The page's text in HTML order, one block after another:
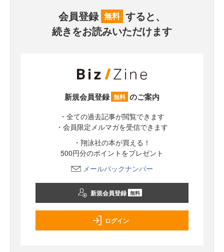
会員登録 無料 すると、
続きをお読みいただけます
新規会員登録 無料 のご案内
・全ての過去記事が閲覧できます
・会員限定メルマガを受信できます
・翔泳社の本が買える！
500円分のポイントをプレゼント
メールバックナンバー
新規会員登録 無料
ログイン